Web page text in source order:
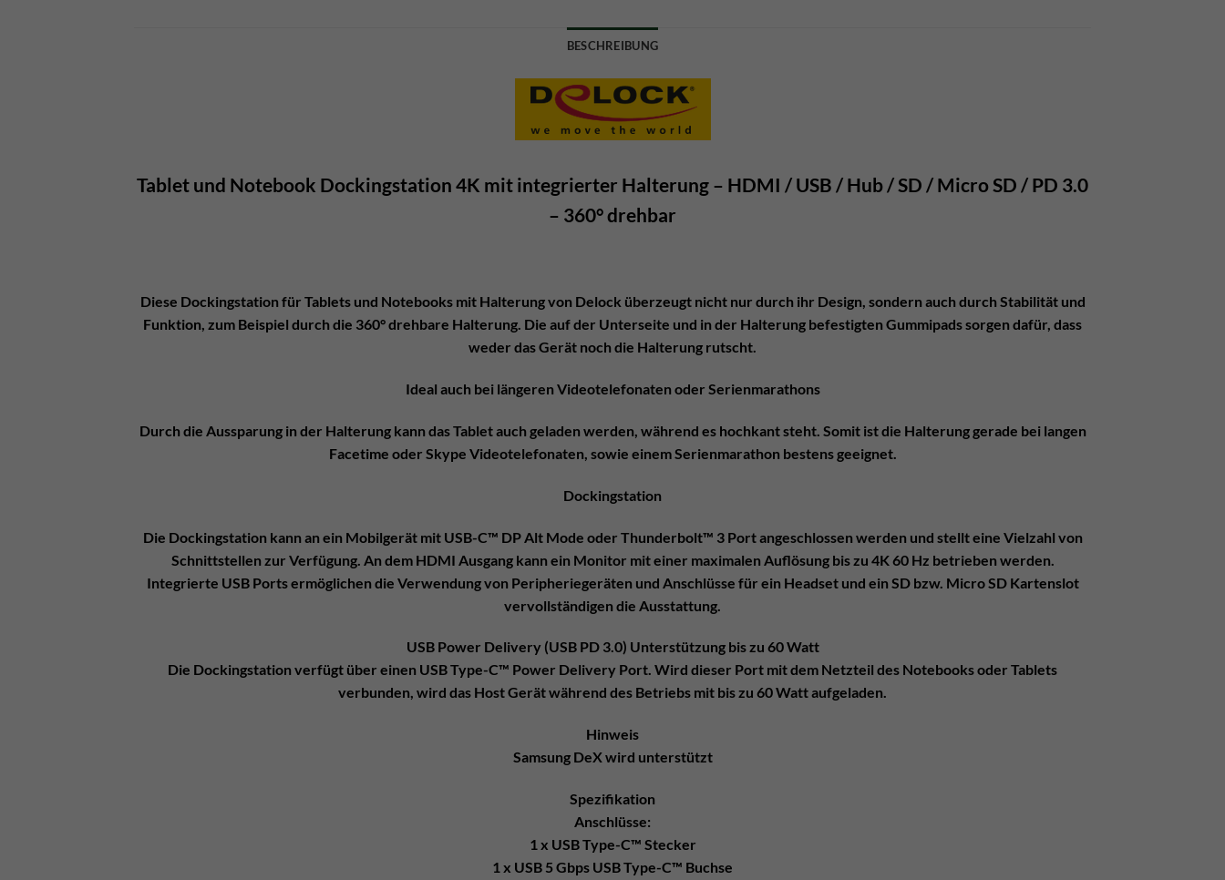
BESCHREIBUNG
Tablet und Notebook Dockingstation 4K mit integrierter Halterung – HDMI / USB / Hub / SD / Micro SD / PD 3.0
– 360° drehbar
Diese Dockingstation für Tablets und Notebooks mit Halterung von Delock überzeugt nicht nur durch ihr Design, sondern auch durch Stabilität und
Funktion, zum Beispiel durch die 360° drehbare Halterung. Die auf der Unterseite und in der Halterung befestigten Gummipads sorgen dafür, dass
weder das Gerät noch die Halterung rutscht.
Ideal auch bei längeren Videotelefonaten oder Serienmarathons
Durch die Aussparung in der Halterung kann das Tablet auch geladen werden, während es hochkant steht. Somit ist die Halterung gerade bei langen
Facetime oder Skype Videotelefonaten, sowie einem Serienmarathon bestens geeignet.
Dockingstation
Die Dockingstation kann an ein Mobilgerät mit USB-C™ DP Alt Mode oder Thunderbolt™ 3 Port angeschlossen werden und stellt eine Vielzahl von
Schnittstellen zur Verfügung. An dem HDMI Ausgang kann ein Monitor mit einer maximalen Auflösung bis zu 4K 60 Hz betrieben werden.
Integrierte USB Ports ermöglichen die Verwendung von Peripheriegeräten und Anschlüsse für ein Headset und ein SD bzw. Micro SD Kartenslot
vervollständigen die Ausstattung.
USB Power Delivery (USB PD 3.0) Unterstützung bis zu 60 Watt
Die Dockingstation verfügt über einen USB Type-C™ Power Delivery Port. Wird dieser Port mit dem Netzteil des Notebooks oder Tablets
verbunden, wird das Host Gerät während des Betriebs mit bis zu 60 Watt aufgeladen.
Hinweis
Samsung DeX wird unterstützt
Spezifikation
Anschlüsse:
1 x USB Type-C™ Stecker
1 x USB 5 Gbps USB Type-C™ Buchse